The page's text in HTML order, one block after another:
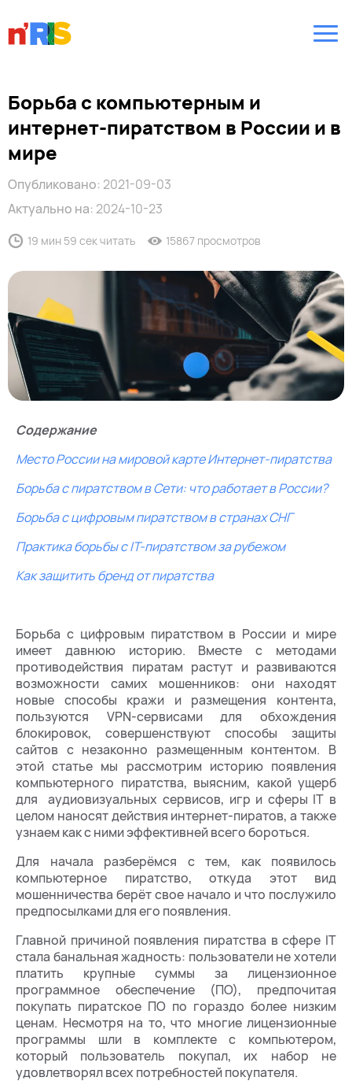
Борьба с компьютерным и
интернет-пиратством в России и в
мире
Опубликовано: 2021-09-03
Актуально на: 2024-10-23
19 мин 59 сек читать 15867 просмотров
Содержание
Место России на мировой карте Интернет-пиратства
Борьба с пиратством в Сети: что работает в России?
Борьба с цифровым пиратством в странах СНГ
Практика борьбы с IT-пиратством за рубежом
Как защитить бренд от пиратства
Борьба с цифровым пиратством в России и мире
имеет давнюю историю. Вместе с методами
противодействия пиратам растут и развиваются
возможности самих мошенников: они находят
новые способы кражи и размещения контента,
пользуются VPN-сервисами для обхождения
блокировок, совершенствуют способы защиты
сайтов с незаконно размещенным контентом. В
этой статье мы рассмотрим историю появления
компьютерного пиратства, выясним, какой ущерб
для аудиовизуальных сервисов, игр и сферы IT в
целом наносят действия интернет-пиратов, а также
узнаем как с ними эффективней всего бороться.
Для начала разберёмся с тем, как появилось
компьютерное пиратство, откуда этот вид
мошенничества берёт свое начало и что послужило
предпосылками для его появления.
Главной причиной появления пиратства в сфере IT
стала банальная жадность: пользователи не хотели
платить крупные суммы за лицензионное
программное обеспечение (ПО), предпочитая
покупать пиратское ПО по гораздо более низким
ценам. Несмотря на то, что многие лицензионные
программы шли в комплекте с компьютером,
который пользователь покупал, их набор не
удовлетворял всех потребностей покупателя.